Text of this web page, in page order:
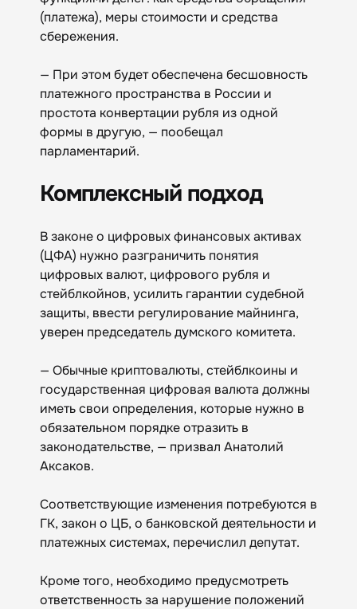
(платежа), меры стоимости и средства
сбережения.
— При этом будет обеспечена бесшовность
платежного пространства в России и
простота конвертации рубля из одной
формы в другую, — пообещал
парламентарий.
Комплексный подход
В законе о цифровых финансовых активах
(ЦФА) нужно разграничить понятия
цифровых валют, цифрового рубля и
стейблкойнов, усилить гарантии судебной
защиты, ввести регулирование майнинга,
уверен председатель думского комитета.
— Обычные криптовалюты, стейблкоины и
государственная цифровая валюта должны
иметь свои определения, которые нужно в
обязательном порядке отразить в
законодательстве, — призвал Анатолий
Аксаков.
Соответствующие изменения потребуются в
ГК, закон о ЦБ, о банковской деятельности и
платежных системах, перечислил депутат.
Кроме того, необходимо предусмотреть
ответственность за нарушение положений